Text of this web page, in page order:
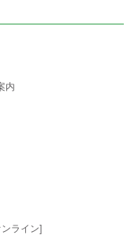
内
ライン]